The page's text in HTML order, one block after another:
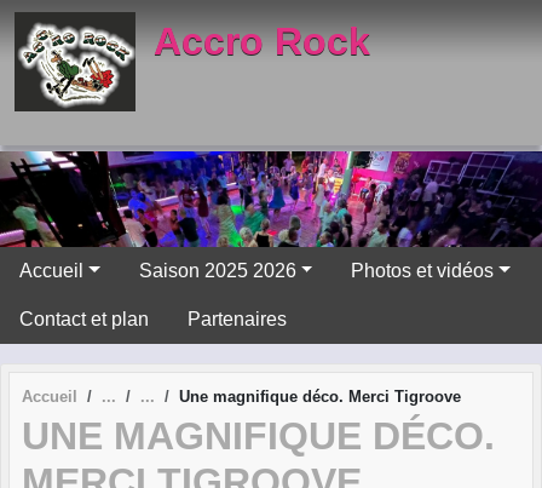
Accro Rock
Accueil Saison 2025 2026 Photos et vidéos
Contact et plan Partenaires
Accueil Une magnifique déco. Merci Tigroove
UNE MAGNIFIQUE DÉCO.
Panneau de gestion des cookies